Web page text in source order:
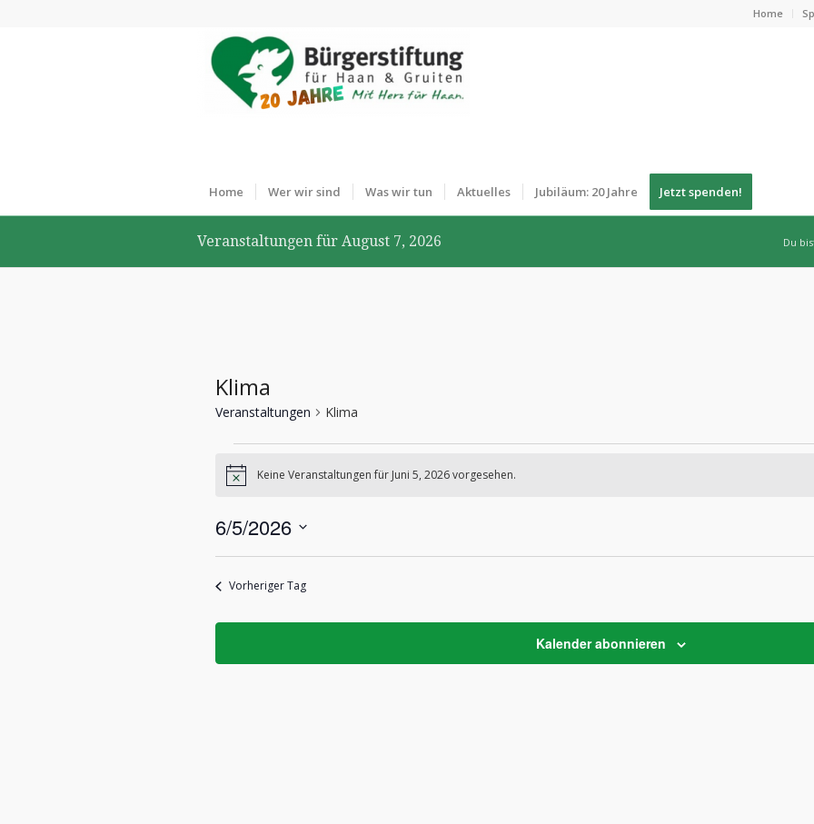
Home
Home Wer wir sind Was wir tun Aktuelles Jubiläum: 20 Jahre Jetzt spenden!
Veranstaltungen für August 7, 2026 Du
Klima
Veranstaltungen Klima
Veranstaltungen
für
5,
2026
HinweisKeine Veranstaltungen für Juni 5, 2026 vorgesehen.
6/5/2026
Vorheriger Tag
Kalender abonnieren